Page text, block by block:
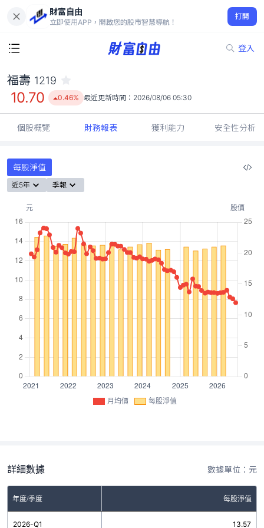
財富自由
立即使用APP，開啟您的股市智慧導航！
打開
登入
10.70
0.46%
福壽 1219
10.70 0.46% 最近更新時間： 2026/08/06 05:30
個股概覽 財務報表 獲利能力 安全性分析
每股淨值
近5年 季報
月均價 每股淨值
詳細數據 數據單位：元
年度/季度 每股淨值
2026-Q1 13.57